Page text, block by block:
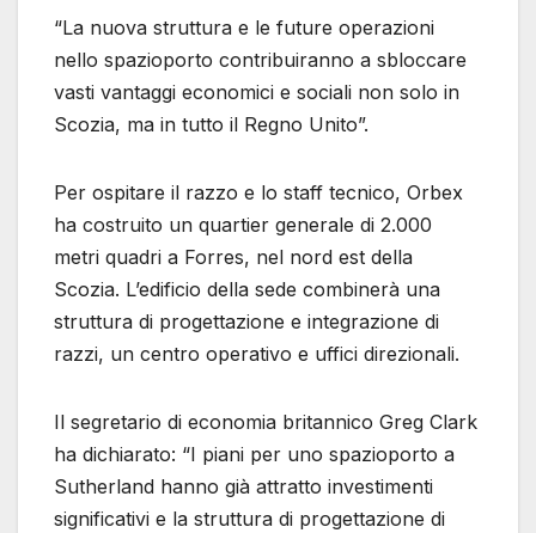
“La nuova struttura e le future operazioni
nello spazioporto contribuiranno a sbloccare
vasti vantaggi economici e sociali non solo in
Scozia, ma in tutto il Regno Unito”.
Per ospitare il razzo e lo staff tecnico, Orbex
ha costruito un quartier generale di 2.000
metri quadri a Forres, nel nord est della
Scozia. L’edificio della sede combinerà una
struttura di progettazione e integrazione di
razzi, un centro operativo e uffici direzionali.
Il segretario di economia britannico Greg Clark
ha dichiarato: “I piani per uno spazioporto a
Sutherland hanno già attratto investimenti
significativi e la struttura di progettazione di